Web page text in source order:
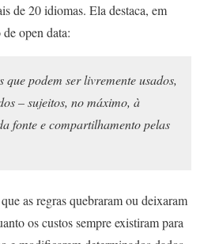
de 20 idiomas. Ela destaca, em
open data:
que podem ser livremente usados,
– sujeitos, no máximo, à
fonte e compartilhamento pelas
as regras quebraram ou deixaram
os custos sempre existiram para